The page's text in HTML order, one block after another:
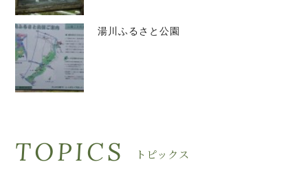
湯川ふるさと公園
TOPICS トピックス